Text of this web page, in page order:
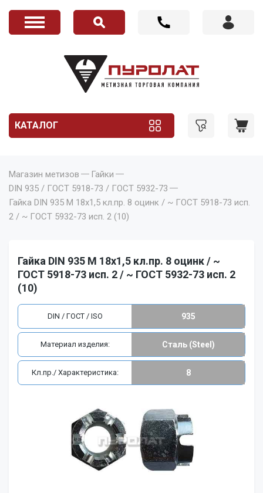
КАТАЛОГ
Магазин метизов
Гайки
DIN 935 / ГОСТ 5918-73 / ГОСТ 5932-73
Гайка DIN 935 M 18x1,5 кл.пр. 8 оцинк / ~ ГОСТ 5918-73 исп.
2 / ~ ГОСТ 5932-73 исп. 2 (10)
Гайка DIN 935 M 18x1,5 кл.пр. 8 оцинк / ~
ГОСТ 5918-73 исп. 2 / ~ ГОСТ 5932-73 исп. 2
(10)
DIN / ГОСТ / ISO 935
Материал изделия: Сталь (Steel)
Кл.пр./ Характеристика: 8